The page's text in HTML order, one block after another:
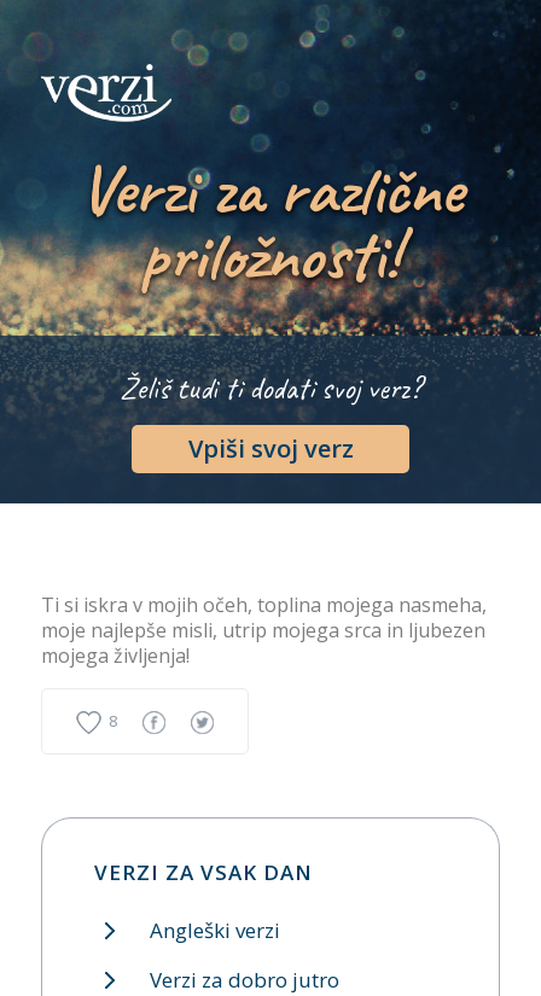
Verzi za različne
priložnosti!
Želiš tudi ti dodati svoj verz?
Vpiši svoj verz
Ti si iskra v mojih očeh, toplina mojega nasmeha,
moje najlepše misli, utrip mojega srca in ljubezen
mojega življenja!
8
VERZI ZA VSAK DAN
Angleški verzi
Verzi za dobro jutro